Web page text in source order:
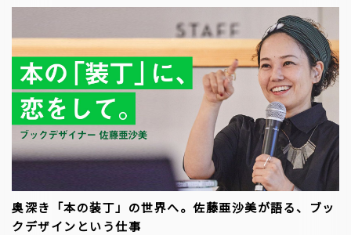
奥深き「本の装丁」の世界へ。佐藤亜沙美が語る、ブッ
クデザインという仕事